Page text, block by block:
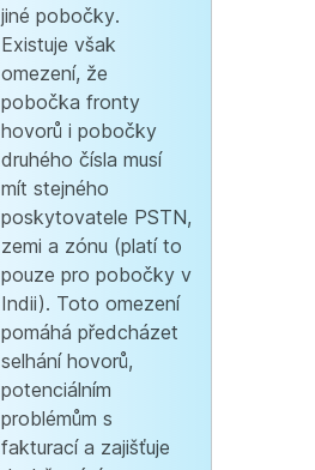
jiné pobočky.
Existuje však
omezení, že
pobočka fronty
hovorů i pobočky
druhého čísla musí
mít stejného
poskytovatele PSTN,
zemi a zónu (platí to
pouze pro pobočky v
Indii). Toto omezení
pomáhá předcházet
selhání hovorů,
potenciálním
problémům s
fakturací a zajišťuje